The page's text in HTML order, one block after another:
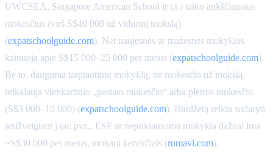
UWCSEA, Singapore American School ir t.t.) taiko aukščiausius
mokesčius (virš S$40 000 už vidurinį mokslą)
(expatschoolguide.com). Net naujesnės ar mažesnės mokyklos
kainuoja apie S$15 000–25 000 per metus (expatschoolguide.com).
Be to, dauguma tarptautinių mokyklų, be mokesčio už mokslą,
reikalauja vienkartinio „pastato mokesčio“ arba plėtros mokesčio
(S$3 000–10 000) (expatschoolguide.com). Biudžetą reikia sudaryti
atsižvelgiant į tai: pvz., ESF ar nepriklausoma mokykla dažnai ima
~S$30 000 per metus, mokant ketvirčiais (rumavi.com).